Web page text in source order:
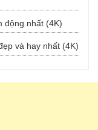
động nhất (4K)
và hay nhất (4K)